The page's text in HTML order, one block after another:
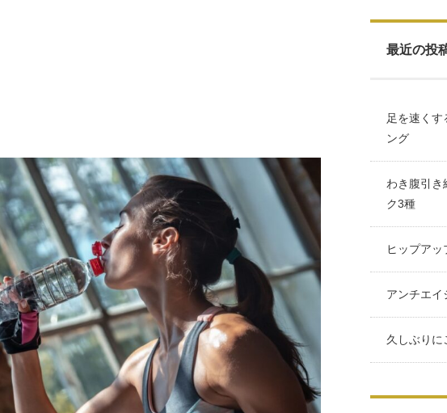
最近の投
足を速くす
ング
わき腹引き
ク3種
ヒップア
アンチエイ
久しぶりに